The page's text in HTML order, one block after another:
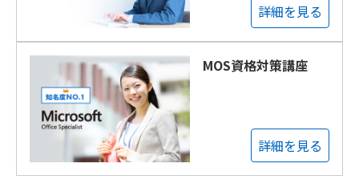
詳細を見る
MOS資格対策講座
詳細を見る